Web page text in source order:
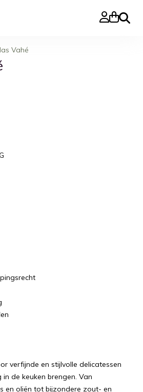
Zoeken
Vahé
verfijnde en stijlvolle delicatessen
de keuken brengen. Van
en oliën tot bijzondere zout- en